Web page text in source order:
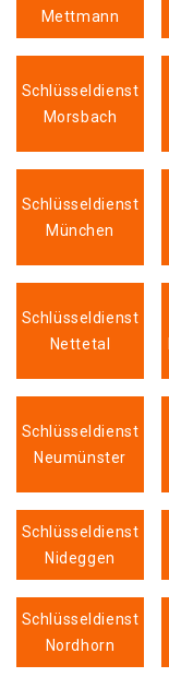
Mettmann
Schlüsseldienst
Morsbach
Schlüsseldienst
München
Schlüsseldienst
Nettetal
Schlüsseldienst
Neumünster
Schlüsseldienst
Nideggen
Schlüsseldienst
Nordhorn